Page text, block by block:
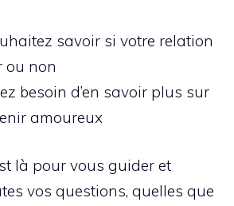
savoir si votre relation
ou non
besoin d’en savoir plus sur
amoureux
là pour vous guider et
vos questions, quelles que